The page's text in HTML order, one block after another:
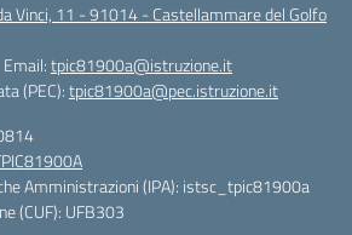
Vinci, 11 - 91014 - Castellammare del Golfo
Email:tpic81900a@istruzione.it
(PEC):tpic81900a@pec.istruzione.it
Amministrazioni (IPA): istsc_tpic81900a
(CUF): UFB303